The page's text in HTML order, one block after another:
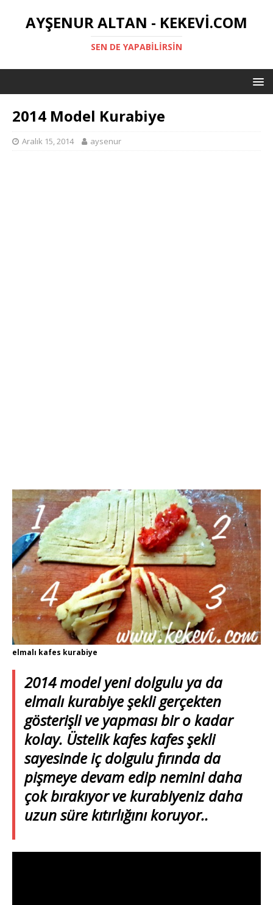
AYŞENUR ALTAN - KEKEVI.COM
SEN DE YAPABILIRSIN
2014 Model Kurabiye
Aralık 15, 2014 aysenur
elmalı kafes kurabiye
2014 model yeni dolgulu ya da
elmalı kurabiye şekli gerçekten
gösterişli ve yapması bir o kadar
kolay. Üstelik kafes kafes şekli
sayesinde iç dolgulu fırında da
pişmeye devam edip nemini daha
çok bırakıyor ve kurabiyeniz daha
uzun süre kıtırlığını koruyor..